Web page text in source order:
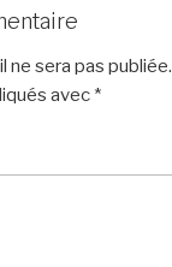
ne sera pas publiée.
avec *